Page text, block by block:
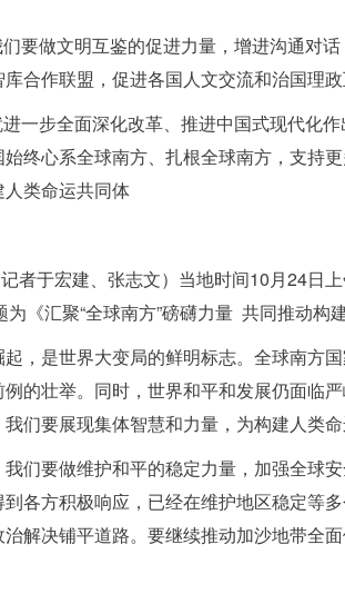
要做文明互鉴的促进力量，增进沟通对
合作联盟，促进各国人文交流和治国理
一步全面深化改革、推进中国式现代化
终心系全球南方、扎根全球南方，支持
类命运共同体
者于宏建、张志文）当地时间10月24日
《汇聚“全球南方”磅礴力量 共同推动构
，是世界大变局的鲜明标志。全球南方
的壮举。同时，世界和平和发展仍面临
们要展现集体智慧和力量，为构建人类命
们要做维护和平的稳定力量，加强全球
各方积极响应，已经在维护地区稳定等
解决铺平道路。要继续推动加沙地带全